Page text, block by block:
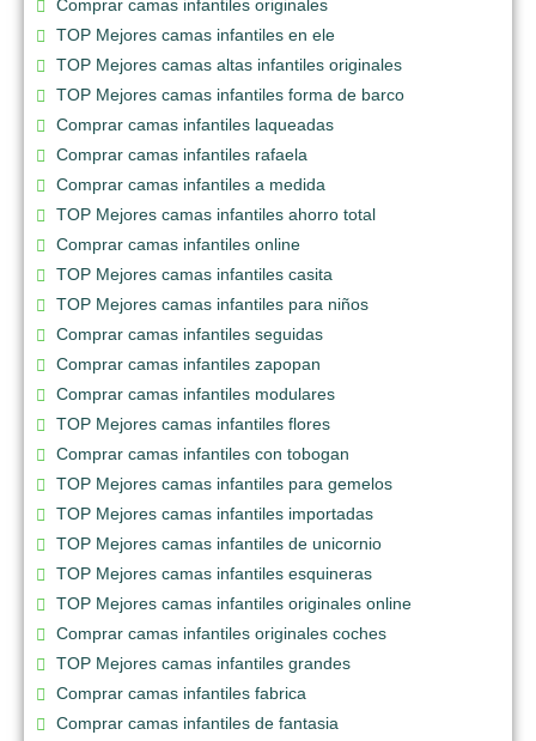
Comprar camas infantiles originales
TOP Mejores camas infantiles en ele
TOP Mejores camas altas infantiles originales
TOP Mejores camas infantiles forma de barco
Comprar camas infantiles laqueadas
Comprar camas infantiles rafaela
Comprar camas infantiles a medida
TOP Mejores camas infantiles ahorro total
Comprar camas infantiles online
TOP Mejores camas infantiles casita
TOP Mejores camas infantiles para niños
Comprar camas infantiles seguidas
Comprar camas infantiles zapopan
Comprar camas infantiles modulares
TOP Mejores camas infantiles flores
Comprar camas infantiles con tobogan
TOP Mejores camas infantiles para gemelos
TOP Mejores camas infantiles importadas
TOP Mejores camas infantiles de unicornio
TOP Mejores camas infantiles esquineras
TOP Mejores camas infantiles originales online
Comprar camas infantiles originales coches
TOP Mejores camas infantiles grandes
Comprar camas infantiles fabrica
Comprar camas infantiles de fantasia